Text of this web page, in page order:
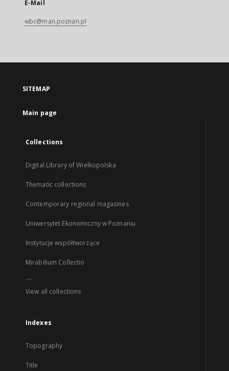
E-Mail
wbc@man.poznan.pl
SITEMAP
Main page
Collections
Digital Library of Wielkopolska
Thematic collections
Contemporary regional magazines
Uniwersytet Ekonomiczny w Poznaniu
Instytucje współtworzące
Mirabilium Collectio
...
View all collections
Indexes
Topography
Title